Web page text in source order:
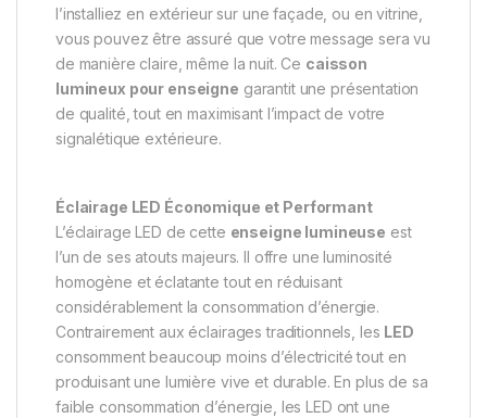
l’installiez en extérieur sur une façade, ou en vitrine,
vous pouvez être assuré que votre message sera vu
de manière claire, même la nuit. Ce caisson
lumineux pour enseigne garantit une présentation
de qualité, tout en maximisant l’impact de votre
signalétique extérieure.
Éclairage LED Économique et Performant
L’éclairage LED de cette enseigne lumineuse est
l’un de ses atouts majeurs. Il offre une luminosité
homogène et éclatante tout en réduisant
considérablement la consommation d’énergie.
Contrairement aux éclairages traditionnels, les LED
consomment beaucoup moins d’électricité tout en
produisant une lumière vive et durable. En plus de sa
faible consommation d’énergie, les LED ont une